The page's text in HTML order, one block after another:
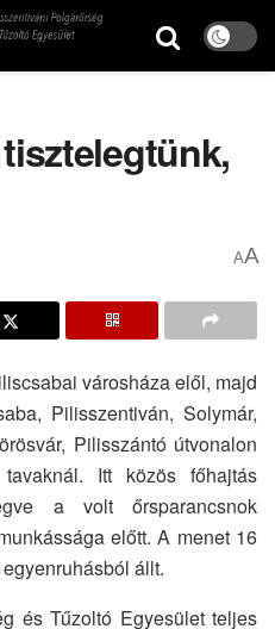
AA
városháza elől, majd
Pilisszentiván, Solymár,
Pilisszántó útvonalon
Itt közös főhajtás
a volt őrsparancsnok
előtt. A menet 16
állt.
és Tűzoltó Egyesület teljes